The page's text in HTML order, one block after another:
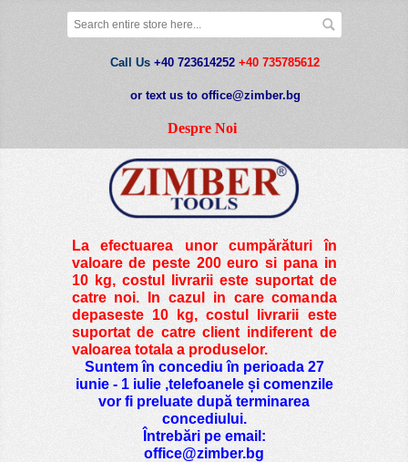
Call Us +40 723614252 +40 735785612
or text us to office@zimber.bg
Despre Noi
La efectuarea unor cumpărături în
valoare de peste200 euro si pana in
10 kg, costul livrarii este suportat de
catre noi. In cazul in care comanda
depaseste 10 kg, costul livrarii este
suportat de catre client indiferent de
valoarea totala a produselor.
Suntem în concediu în perioada 27
iunie - 1 iulie ,telefoanele și comenzile
vor fi preluate după terminarea
concediului.
Întrebări pe email:
office@zimber.bg